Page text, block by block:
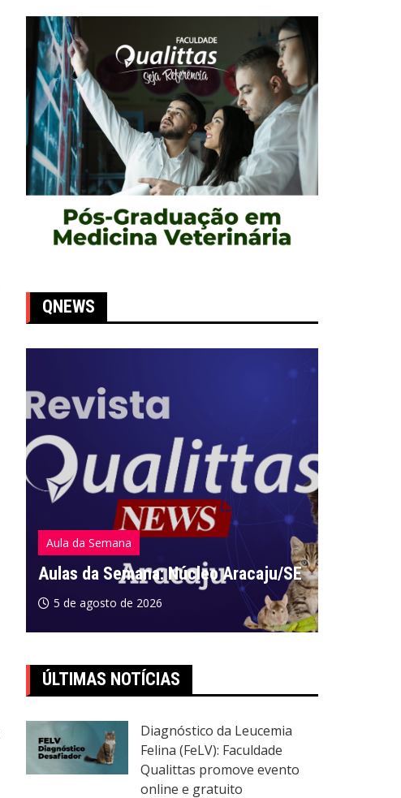
QNEWS
Aula da Semana
Aulas da Semana: Núcleo Aracaju/SE
5 de agosto de 2026
ÚLTIMAS NOTÍCIAS
Diagnóstico da Leucemia
Felina (FeLV): Faculdade
Qualittas promove evento
online e gratuito